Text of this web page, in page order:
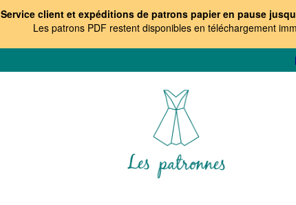
Service client et expéditions de patrons papier en pause
Les patrons PDF restent disponibles en téléchargement